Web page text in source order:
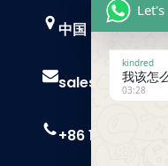
中国，广州
sales@trust-
+86 186 6503
kindred
我该怎
03:28